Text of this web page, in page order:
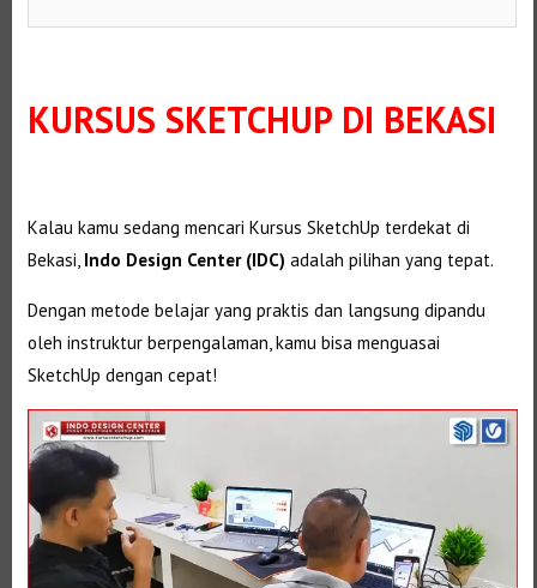
KURSUS SKETCHUP DI BEKASI
Kalau kamu sedang mencari Kursus SketchUp terdekat di
Bekasi, Indo Design Center (IDC) adalah pilihan yang tepat.
Dengan metode belajar yang praktis dan langsung dipandu
oleh instruktur berpengalaman, kamu bisa menguasai
SketchUp dengan cepat!